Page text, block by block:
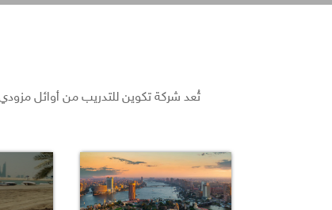
تُعد شركة تكوين للتدريب من أوائل مزودي خدمات